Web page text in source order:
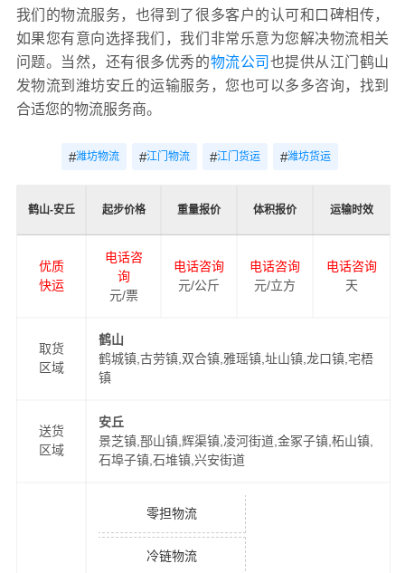
我们的物流服务，也得到了很多客户的认可和口碑相传，
如果您有意向选择我们，我们非常乐意为您解决物流相关
问题。当然，还有很多优秀的物流公司 也提供从江门鹤山
发物流到潍坊安丘的运输服务，您也可以多多咨询，找到
合适您的物流服务商。
#潍坊物流 #江门物流 #江门货运 #潍坊货运
鹤山-安丘 起步价格 重量报价 体积报价 运输时效
优质
快运
电话咨
询
元/票
电话咨询
元/公斤
电话咨询
元/立方
电话咨询
天
取货
区域
鹤山
鹤城镇,古劳镇,双合镇,雅瑶镇,址山镇,龙口镇,宅梧
镇
送货
区域
安丘
景芝镇,郚山镇,辉渠镇,凌河街道,金冢子镇,柘山镇,
石埠子镇,石堆镇,兴安街道
零担物流
冷链物流